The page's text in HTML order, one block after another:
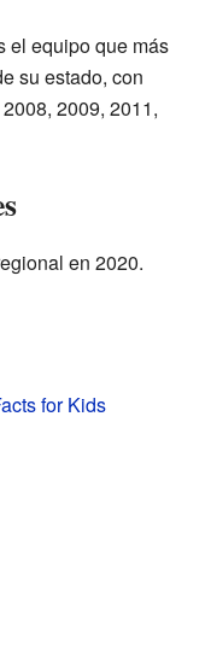
el equipo que más
su estado, con
2009, 2011,
en 2020.
for Kids